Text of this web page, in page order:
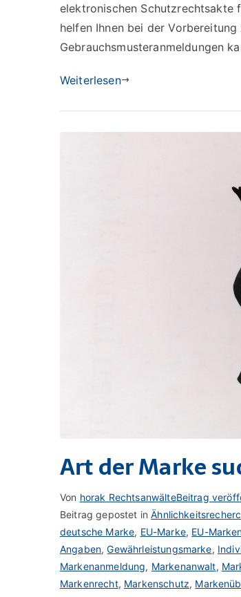
elektronischen Schutzrechtsakte
helfen Ihnen bei der
Gebrauchsmusteranmeldungen
Weiterlesen
Art der Marke
Von horak RechtsanwälteBeitrag
Beitrag gepostet in
deutsche Marke, EU-Marke, EU-
Angaben,Gewährleistungsmarke,
Markenanmeldung, Markenanwalt,
Markenrecht, Markenschutz,